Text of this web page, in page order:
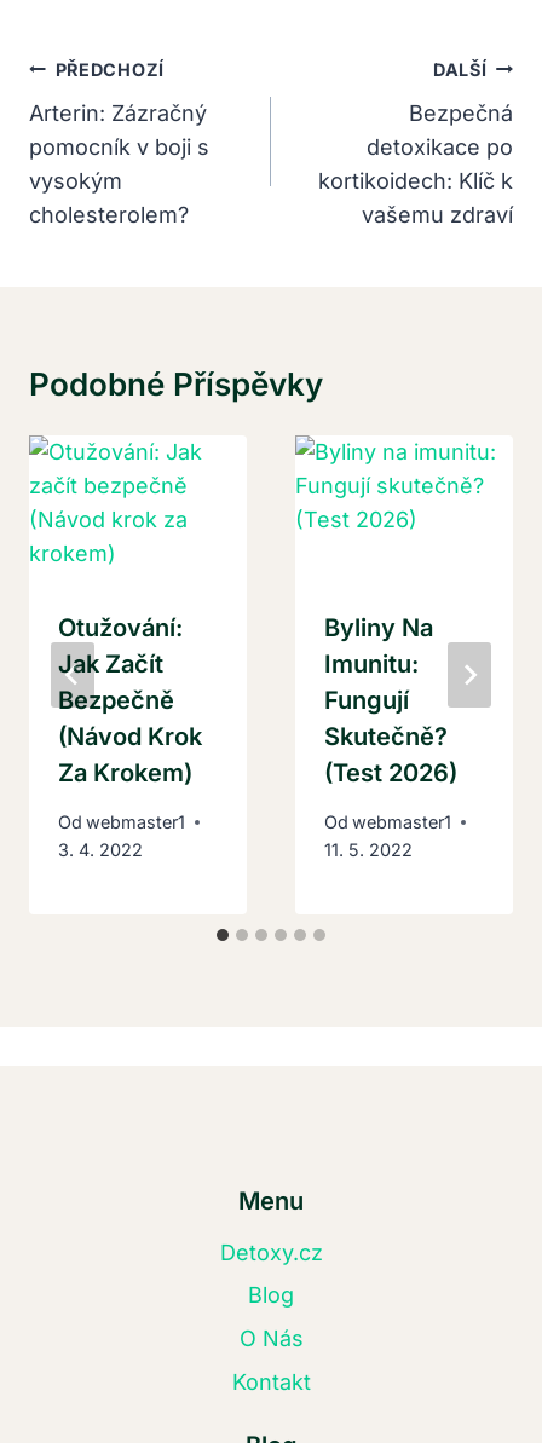
Navigace
Pro
Příspěvek
PŘEDCHOZÍ
Arterin: Zázračný
pomocník v boji s
vysokým
cholesterolem?
DALŠÍ
Bezpečná
detoxikace po
kortikoidech: Klíč k
vašemu zdraví
Podobné Příspěvky
Otužování:
Jak Začít
Bezpečně
(Návod Krok
Za Krokem)
Od webmaster1
3. 4. 2022
Byliny Na
Imunitu:
Fungují
Skutečně?
(Test 2026)
Od webmaster1
11. 5. 2022
Menu
Detoxy.cz
Blog
O Nás
Kontakt